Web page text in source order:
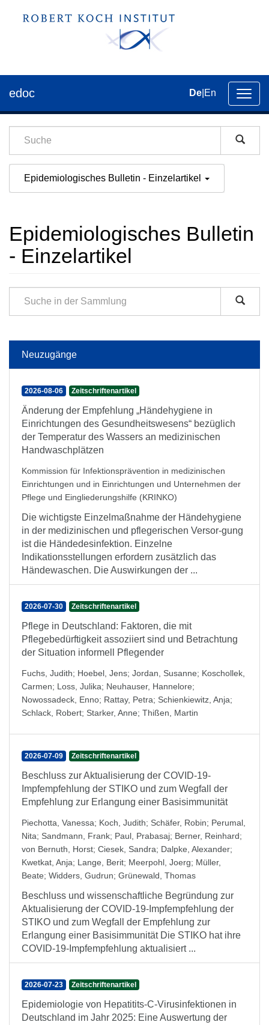
der
edoc De En
Epidemiologisches Bulletin - Einzelartikel
Epidemiologisches Bulletin
- Einzelartikel
Neuzugänge
2026-08-06 Zeitschriftenartikel
Änderung der Empfehlung „Händehygiene in
Einrichtungen des Gesundheitswesens“ bezüglich
der Temperatur des Wassers an medizinischen
Handwaschplätzen
Kommission für Infektionsprävention in medizinischen
Einrichtungen und in Einrichtungen und Unternehmen der
Pflege und Eingliederungshilfe (KRINKO)
Die wichtigste Einzelmaßnahme der Händehygiene
in der medizinischen und pflegerischen Versor-gung
ist die Händedesinfektion. Einzelne
Indikationsstellungen erfordern zusätzlich das
Händewaschen. Die Auswirkungen der ...
2026-07-30 Zeitschriftenartikel
Pflege in Deutschland: Faktoren, die mit
Pflegebedürftigkeit assoziiert sind und Betrachtung
der Situation informell Pflegender
Fuchs, Judith; Hoebel, Jens; Jordan, Susanne; Koschollek,
Carmen; Loss, Julika; Neuhauser, Hannelore;
Nowossadeck, Enno; Rattay, Petra; Schienkiewitz, Anja;
Schlack, Robert; Starker, Anne; Thißen, Martin
2026-07-09 Zeitschriftenartikel
Beschluss zur Aktualisierung der COVID-19-
Impfempfehlung der STIKO und zum Wegfall der
Empfehlung zur Erlangung einer Basisimmunität
Piechotta, Vanessa; Koch, Judith; Schäfer, Robin; Perumal,
Nita; Sandmann, Frank; Paul, Prabasaj; Berner, Reinhard;
von Bernuth, Horst; Ciesek, Sandra; Dalpke, Alexander;
Kwetkat, Anja; Lange, Berit; Meerpohl, Joerg; Müller,
Beate; Widders, Gudrun; Grünewald, Thomas
Beschluss und wissenschaftliche Begründung zur
Aktualisierung der COVID-19-Impfempfehlung der
STIKO und zum Wegfall der Empfehlung zur
Erlangung einer Basisimmunität Die STIKO hat ihre
COVID-19-Impfempfehlung aktualisiert ...
2026-07-23 Zeitschriftenartikel
Epidemiologie von Hepatitits-C-Virusinfektionen in
Deutschland im Jahr 2025: Eine Auswertung der